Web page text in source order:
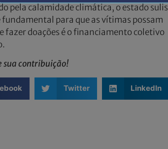
pela calamidade climática, o estado
fundamental para que as vítimas possam
fazer doações é o financiamento coletivo
sua contribuição!
Twitter LinkedIn